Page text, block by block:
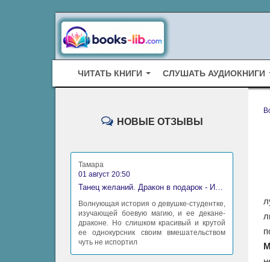
ЧИТАТЬ КНИГИ СЛУШАТЬ АУДИОКНИГИ
НОВЫЕ ОТЗЫВЫ
Тамара
01 август 20:50
Танец желаний. Дракон в подарок - Ирина Алексеева
Волнующая история о девушке-студентке,
изучающей боевую магию, и ее декане-
драконе. Но слишком красивый и крутой
ее однокурсник своим вмешательством
чуть не испортил